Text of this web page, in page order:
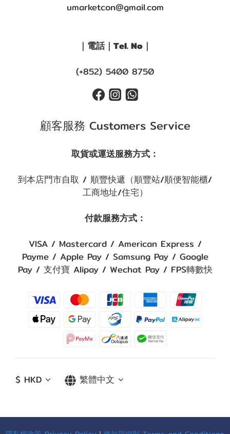
umarketcon@gmail.com
｜電話｜Tel. No｜
(+852) 5400 8750
顧客服務 Customers Service
取貨或運送服務方式：
到本店門市自取 / 順豐快遞（順豐站/順便智能櫃/
工商地址/住宅）
付款服務方式：
VISA / Mastercard / American Express /
Payme / Apple Pay / Samsung Pay / Google
Pay / 支付寶 Alipay / Wechat Pay / FPS轉數快
$ HKD 繁體中文